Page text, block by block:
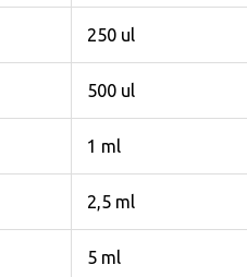
250 ul
500 ul
1 ml
2,5 ml
5 ml